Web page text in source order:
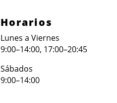
Horarios
Lunes a Viernes
9:00–14:00, 17:00–20:45
Sábados
9:00–14:00